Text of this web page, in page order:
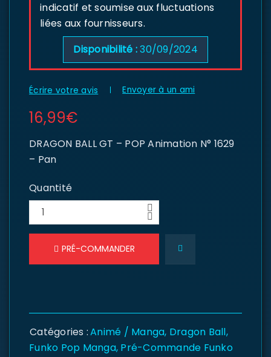
indicatif et soumise aux fluctuations
liées aux fournisseurs.
Disponibilité :30/09/2024
Écrire votre avis Envoyer à un ami
16,99€
DRAGON BALL GT – POP Animation N° 1629
– Pan
Quantité
PRÉ-COMMANDER
Catégories :Animé / Manga, Dragon Ball,
Funko Pop Manga, Pré-Commande Funko